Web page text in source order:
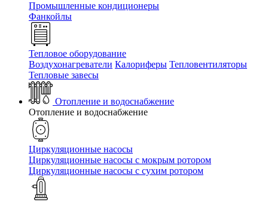
Промышленные кондиционеры
Фанкойлы
Тепловое оборудование
Воздухонагреватели Калориферы Тепловентиляторы
Тепловые завесы
Отопление и водоснабжение
Отопление и водоснабжение
Циркуляционные насосы
Циркуляционные насосы с мокрым ротором
Циркуляционные насосы с сухим ротором